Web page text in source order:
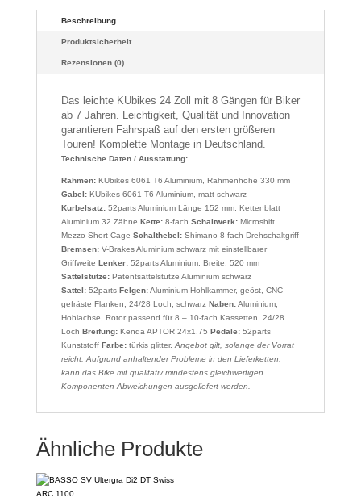
Beschreibung
Produktsicherheit
Rezensionen (0)
Das leichte KUbikes 24 Zoll mit 8 Gängen für Biker
ab 7 Jahren. Leichtigkeit, Qualität und Innovation
garantieren Fahrspaß auf den ersten größeren
Touren! Komplette Montage in Deutschland.
Technische Daten / Ausstattung:
Rahmen:KUbikes 6061 T6 Aluminium, Rahmenhöhe 330 mm
Gabel:KUbikes 6061 T6 Aluminium, matt schwarz
Kurbelsatz: 52parts Aluminium Länge 152 mm, Kettenblatt
Aluminium 32 Zähne Kette: 8-fach Schaltwerk: Microshift
Mezzo Short Cage Schalthebel: Shimano 8-fach Drehschaltgriff
Bremsen:V-Brakes Aluminium schwarz mit einstellbarer
Griffweite Lenker: 52parts Aluminium, Breite: 520 mm
Sattelstütze:Patentsattelstütze Aluminium schwarz
Sattel: 52partsFelgen:Aluminium Hohlkammer, geöst, CNC
gefräste Flanken, 24/28 Loch, schwarz Naben:Aluminium,
Hohlachse, Rotor passend für 8 – 10-fach Kassetten, 24/28
Loch Breifung:Kenda APTOR 24x1.75 Pedale:52parts
Kunststoff Farbe: türkis glitter. Angebot gilt, solange der Vorrat
reicht. Aufgrund anhaltender Probleme in den Lieferketten,
kann das Bike mit qualitativ mindestens gleichwertigen
Komponenten-Abweichungen ausgeliefert werden.
Ähnliche Produkte